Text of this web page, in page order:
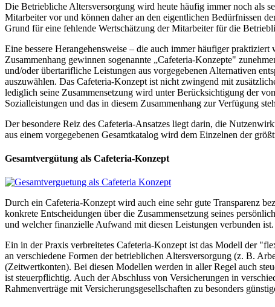
Die Betriebliche Altersversorgung wird heute häufig immer noch als
Mitarbeiter vor und können daher an den eigentlichen Bedürfnissen
Grund für eine fehlende Wertschätzung der Mitarbeiter für die
Eine bessere Herangehensweise – die auch immer häufiger
Zusammenhang gewinnen sogenannte „Cafeteria-Konzepte"
und/oder übertarifliche Leistungen aus vorgegebenen Alternativen
auszuwählen. Das Cafeteria-Konzept ist nicht zwingend mit
lediglich seine Zusammensetzung wird unter Berücksichtigung der
Sozialleistungen und das in diesem Zusammenhang zur Verfügung
Der besondere Reiz des Cafeteria-Ansatzes liegt darin, die
aus einem vorgegebenen Gesamtkatalog wird dem Einzelnen der
Gesamtvergütung als Cafeteria-Konzept
Durch ein Cafeteria-Konzept wird auch eine sehr gute Transparenz
konkrete Entscheidungen über die Zusammensetzung seines
und welcher finanzielle Aufwand mit diesen Leistungen verbunden ist.
Ein in der Praxis verbreitetes Cafeteria-Konzept ist das Modell der
an verschiedene Formen der betrieblichen Altersversorgung (z. B.
(Zeitwertkonten). Bei diesen Modellen werden in aller Regel auch
ist steuerpflichtig. Auch der Abschluss von Versicherungen in
Rahmenverträge mit Versicherungsgesellschaften zu besonders